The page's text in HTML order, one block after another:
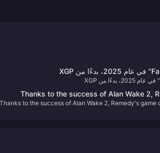
Thanks to the success of Alan Wake 2,
development plan
to the success of Alan Wake 2, Remedy's game